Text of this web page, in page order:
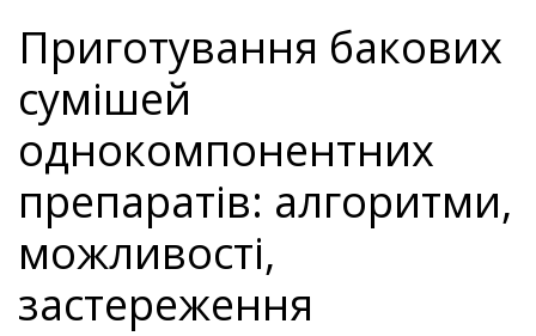
Приготування бакових
сумішей
однокомпонентних
препаратів: алгоритми,
можливості,
застереження